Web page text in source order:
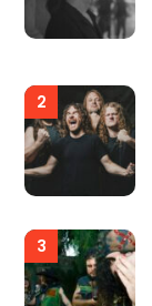
2
3